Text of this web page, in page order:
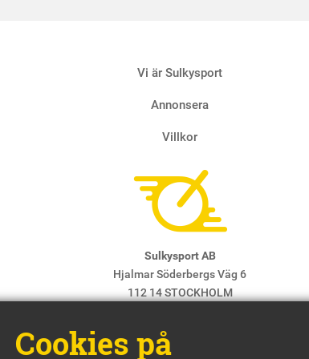
Vi är Sulkysport
Annonsera
Villkor
Sulkysport AB
Hjalmar Söderbergs Väg 6
112 14 STOCKHOLM
Chefredaktör & ansvarig utgivare:
Cookies på